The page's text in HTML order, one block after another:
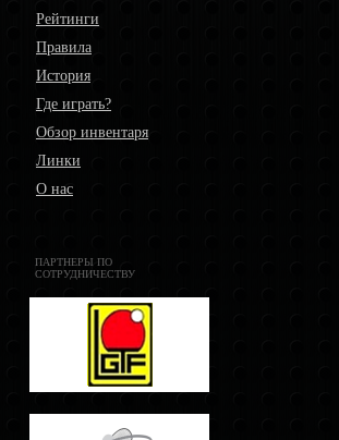
Рейтинги
Правила
История
Где играть?
Обзор инвентаря
Линки
О нас
ПАРТНЕРЫ ПО
СОТРУДНИЧЕСТВУ